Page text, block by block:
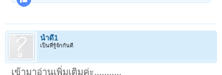
น้ำดี1
เป็นที่รู้จักกันดี
เข้ามาอ่านเพิ่มเติมค่ะ...........